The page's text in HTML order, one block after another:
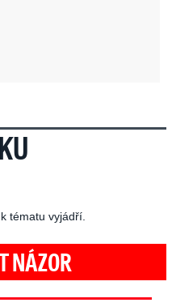
tématu vyjádří.
NÁZOR